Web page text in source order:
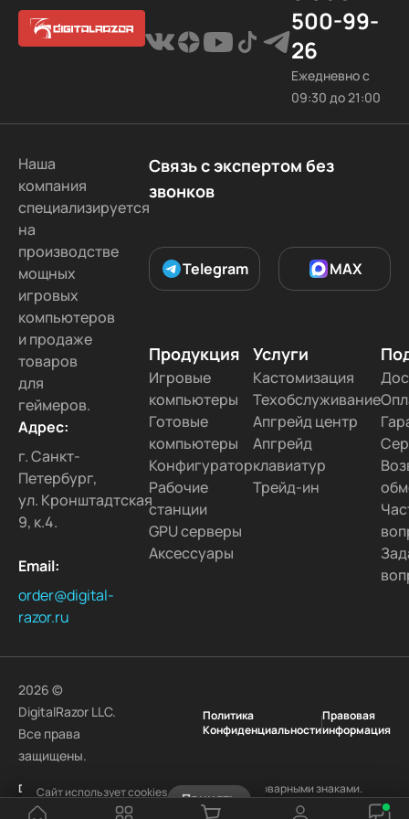
500-99-
26
Ежедневно с
09:30 до 21:00
Наша
компания
специализируется
на
производстве
мощных
игровых
компьютеров
и продаже
товаров
для
геймеров.
Адрес:
г. Санкт-
Петербург,
ул. Кронштадтская
9, к.4.
Email:
order@digital-
razor.ru
Связь с экспертом без
звонков
Telegram MAX
Продукция
Игровые
компьютеры
Готовые
компьютеры
Конфигуратор
Рабочие
станции
GPU серверы
Аксессуары
Услуги
Кастомизация
Техобслуживание
Апгрейд центр
Апгрейд
клавиатур
Трейд-ин
2026 ©
DigitalRazor LLC.
Все права
защищены.
Политика
Конфиденциальности
Правовая
информация
DigitalRazorи логотипDigitalRazorявляются товарными знаками.
Другие наименования и товарные знаки являются собственностью
Сайт использует cookies
Узнать подробнее
Принять